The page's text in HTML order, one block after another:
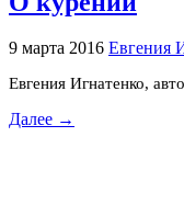
9 марта 2016 Евгения
Евгения Игнатенко,
Далее →